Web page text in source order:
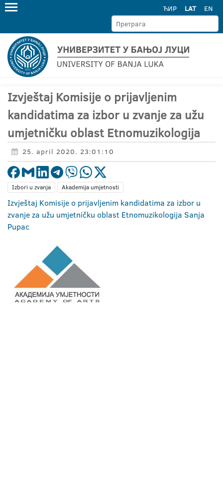
ЋИР LAT EN
Izvještaj Komisije o prijavljenim
kandidatima za izbor u zvanje za užu
umjetničku oblast Etnomuzikologija
25. april 2020. 23:01:10
Izbori u zvanja Akademija umjetnosti
Izvještaj Komisije o prijavljenim kandidatima za izbor u
zvanje za užu umjetničku oblast Etnomuzikologija Sanja
Pupac